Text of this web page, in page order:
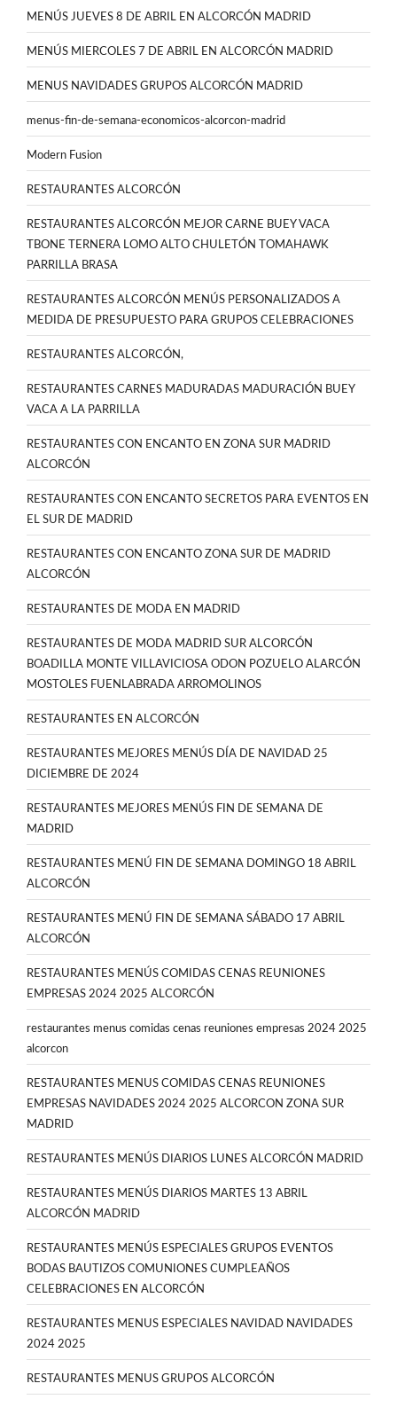
MENÚS JUEVES 8 DE ABRIL EN ALCORCÓN MADRID
MENÚS MIERCOLES 7 DE ABRIL EN ALCORCÓN MADRID
MENUS NAVIDADES GRUPOS ALCORCÓN MADRID
menus-fin-de-semana-economicos-alcorcon-madrid
Modern Fusion
RESTAURANTES ALCORCÓN
RESTAURANTES ALCORCÓN MEJOR CARNE BUEY VACA
TBONE TERNERA LOMO ALTO CHULETÓN TOMAHAWK
PARRILLA BRASA
RESTAURANTES ALCORCÓN MENÚS PERSONALIZADOS A
MEDIDA DE PRESUPUESTO PARA GRUPOS CELEBRACIONES
RESTAURANTES ALCORCÓN,
RESTAURANTES CARNES MADURADAS MADURACIÓN BUEY
VACA A LA PARRILLA
RESTAURANTES CON ENCANTO EN ZONA SUR MADRID
ALCORCÓN
RESTAURANTES CON ENCANTO SECRETOS PARA EVENTOS EN
EL SUR DE MADRID
RESTAURANTES CON ENCANTO ZONA SUR DE MADRID
ALCORCÓN
RESTAURANTES DE MODA EN MADRID
RESTAURANTES DE MODA MADRID SUR ALCORCÓN
BOADILLA MONTE VILLAVICIOSA ODON POZUELO ALARCÓN
MOSTOLES FUENLABRADA ARROMOLINOS
RESTAURANTES EN ALCORCÓN
RESTAURANTES MEJORES MENÚS DÍA DE NAVIDAD 25
DICIEMBRE DE 2024
RESTAURANTES MEJORES MENÚS FIN DE SEMANA DE
MADRID
RESTAURANTES MENÚ FIN DE SEMANA DOMINGO 18 ABRIL
ALCORCÓN
RESTAURANTES MENÚ FIN DE SEMANA SÁBADO 17 ABRIL
ALCORCÓN
RESTAURANTES MENÚS COMIDAS CENAS REUNIONES
EMPRESAS 2024 2025 ALCORCÓN
restaurantes menus comidas cenas reuniones empresas 2024 2025
alcorcon
RESTAURANTES MENUS COMIDAS CENAS REUNIONES
EMPRESAS NAVIDADES 2024 2025 ALCORCON ZONA SUR
MADRID
RESTAURANTES MENÚS DIARIOS LUNES ALCORCÓN MADRID
RESTAURANTES MENÚS DIARIOS MARTES 13 ABRIL
ALCORCÓN MADRID
RESTAURANTES MENÚS ESPECIALES GRUPOS EVENTOS
BODAS BAUTIZOS COMUNIONES CUMPLEAÑOS
CELEBRACIONES EN ALCORCÓN
RESTAURANTES MENUS ESPECIALES NAVIDAD NAVIDADES
2024 2025
RESTAURANTES MENUS GRUPOS ALCORCÓN